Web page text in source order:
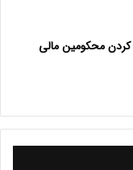
محکومین مالی